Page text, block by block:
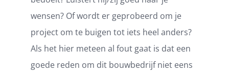
wensen? Of wordt er geprobeerd om je
project om te buigen tot iets heel anders?
Als het hier meteen al fout gaat is dat een
goede reden om dit bouwbedrijf niet eens